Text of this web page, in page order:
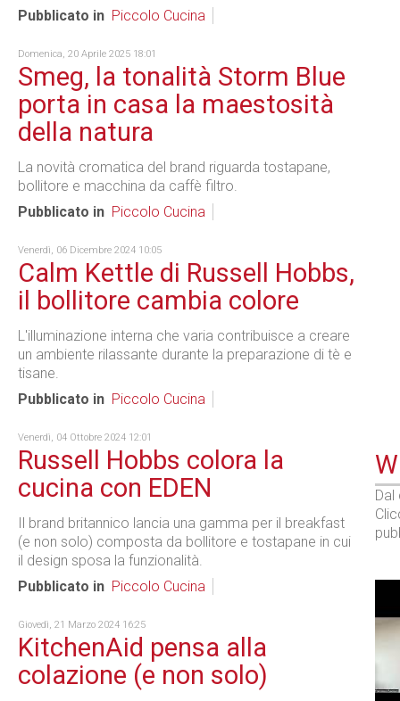
Pubblicato in Piccolo Cucina
Domenica, 20 Aprile 2025 18:01
Smeg, la tonalità Storm Blue
porta in casa la maestosità
della natura
La novità cromatica del brand riguarda tostapane,
bollitore e macchina da caffè filtro.
Pubblicato in Piccolo Cucina
Venerdì, 06 Dicembre 2024 10:05
Calm Kettle di Russell Hobbs,
il bollitore cambia colore
L'illuminazione interna che varia contribuisce a creare
un ambiente rilassante durante la preparazione di tè e
tisane.
Pubblicato in Piccolo Cucina
Venerdì, 04 Ottobre 2024 12:01
Russell Hobbs colora la
cucina con EDEN
Il brand britannico lancia una gamma per il breakfast
(e non solo) composta da bollitore e tostapane in cui
il design sposa la funzionalità.
Pubblicato in Piccolo Cucina
Giovedì, 21 Marzo 2024 16:25
KitchenAid pensa alla
colazione (e non solo)